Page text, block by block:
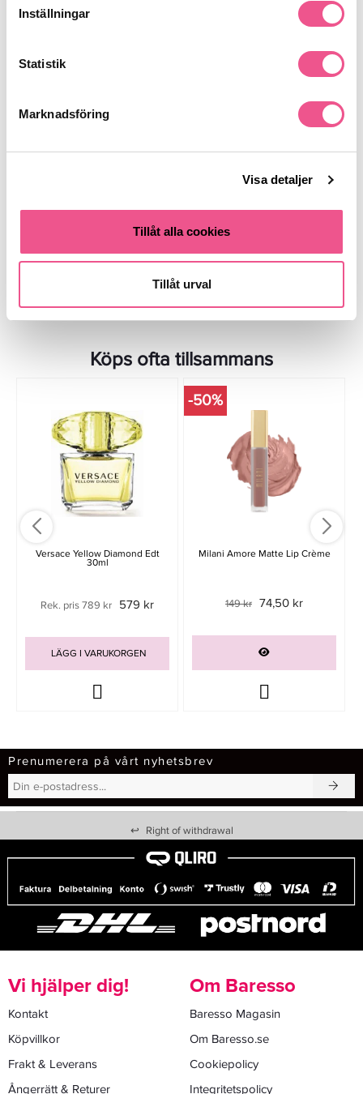
Inställningar
Statistik
Marknadsföring
Visa detaljer
Tillåt alla cookies
Tillåt urval
Balancing Conditioner 250 Ml - Lightweight Hair Conditioner
Köps ofta tillsammans
Versace Yellow Diamond Edt
30ml
Rek. pris 789 kr 579 kr
LÄGG I VARUKORGEN
-50%
Milani Amore Matte Lip Crème
149 kr 74,50 kr
Prenumerera på vårt nyhetsbrev
↩ Right of withdrawal
Vi hjälper dig!
Kontakt
Köpvillkor
Frakt & Leverans
Ångerrätt & Returer
Om Baresso
Baresso Magasin
Om Baresso.se
Cookiepolicy
Integritetspolicy